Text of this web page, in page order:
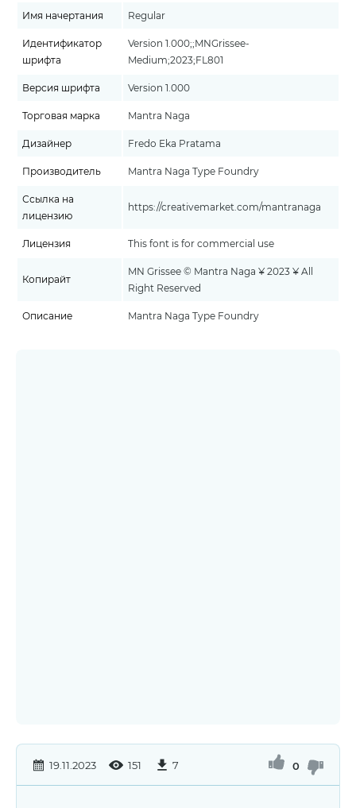
Имя начертания Regular
Идентификатор
шрифта
Version 1.000;;MNGrissee-
Medium;2023;FL801
Версия шрифта Version 1.000
Торговая марка Mantra Naga
Дизайнер Fredo Eka Pratama
Производитель Mantra Naga Type Foundry
Ссылка на
лицензию
https://creativemarket.com/mantranaga
Лицензия This font is for commercial use
Копирайт
MN Grissee © Mantra Naga ¥ 2023 ¥ All
Right Reserved
Описание Mantra Naga Type Foundry
19.11.2023 151 7 0